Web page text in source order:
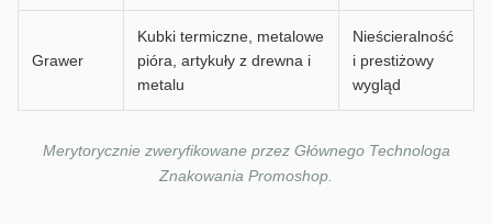
Grawer
Kubki termiczne, metalowe
pióra, artykuły z drewna i
metalu
Nieścieralność
i prestiżowy
wygląd
Merytorycznie zweryfikowane przez Głównego Technologa
Znakowania Promoshop.